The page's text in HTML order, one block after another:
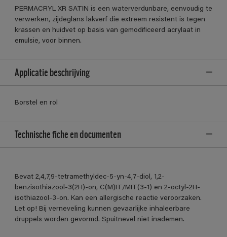
PERMACRYL XR SATIN is een waterverdunbare, eenvoudig te
verwerken, zijdeglans lakverf die extreem resistent is tegen
krassen en huidvet op basis van gemodificeerd acrylaat in
emulsie, voor binnen.
Applicatie beschrijving
Borstel en rol
Technische fiche en documenten
Bevat 2,4,7,9-tetramethyldec-5-yn-4,7-diol, 1,2-
benzisothiazool-3(2H)-on, C(M)IT/MIT(3-1) en 2-octyl-2H-
isothiazool-3-on. Kan een allergische reactie veroorzaken.
Let op! Bij verneveling kunnen gevaarlijke inhaleerbare
druppels worden gevormd. Spuitnevel niet inademen.